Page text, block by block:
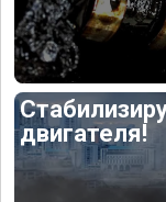
двигателя!